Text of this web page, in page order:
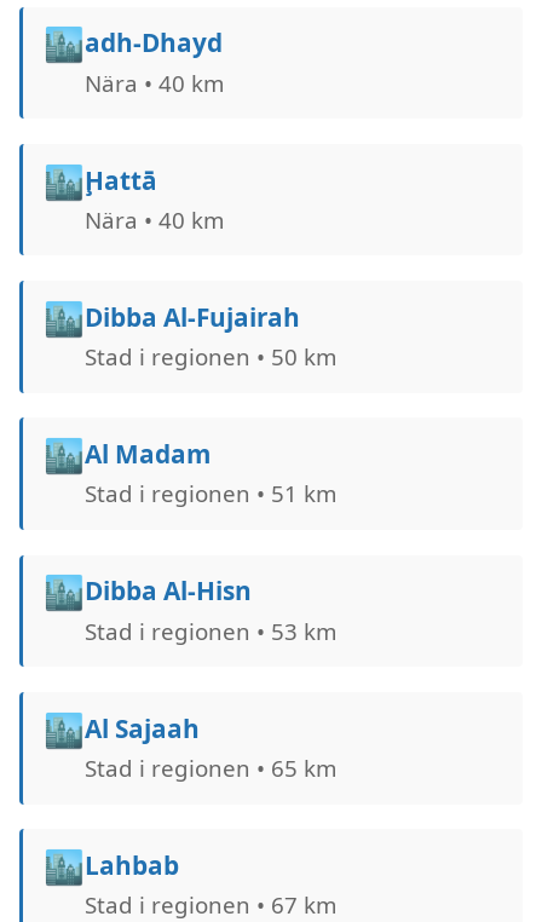
🏙️adh-Dhayd
Nära • 40 km
🏙️Ḩattā
Nära • 40 km
🏙️Dibba Al-Fujairah
Stad i regionen • 50 km
🏙️Al Madam
Stad i regionen • 51 km
🏙️Dibba Al-Hisn
Stad i regionen • 53 km
🏙️Al Sajaah
Stad i regionen • 65 km
🏙️Lahbab
Stad i regionen • 67 km